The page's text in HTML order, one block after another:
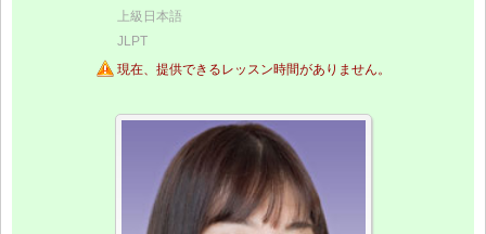
上級日本語
JLPT
現在、提供できるレッスン時間がありません。